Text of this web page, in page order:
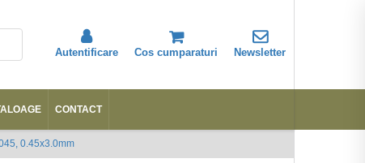
Autentificare Cos cumparaturi Newsletter
Abonare
CONTACT
0.45x3.0mm